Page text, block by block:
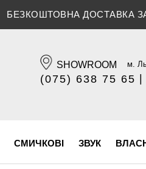
ЗНИЖКА 5% ПРИ ОПЛАТІ
SHOWROOM м.
(075) 638 75 65
СМИЧКОВІ ЗВУК